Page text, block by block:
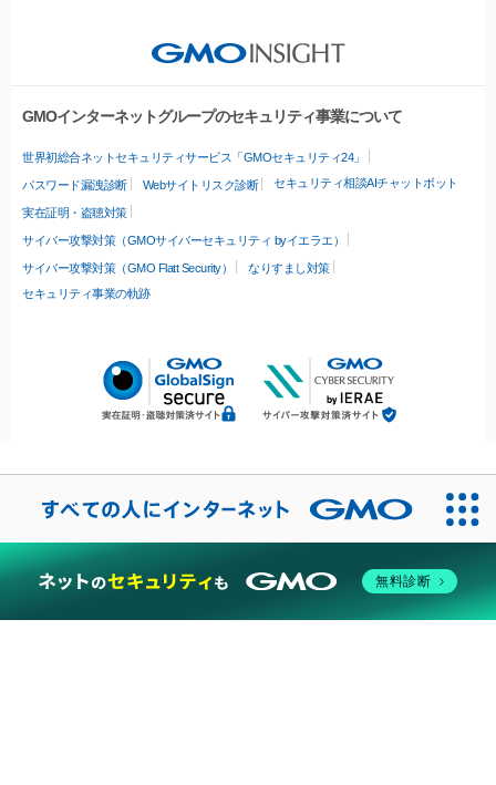
GMOインターネットグループのセキュリティ事業について
世界初総合ネットセキュリティサービス「GMOセキュリティ24」
パスワード漏洩診断 Webサイトリスク診断 セキュリティ相談AIチャットボット
実在証明・盗聴対策
サイバー攻撃対策（GMOサイバーセキュリティ byイエラエ）
サイバー攻撃対策（GMO Flatt Security）
なりすまし対策
セキュリティ事業の軌跡
無料診断